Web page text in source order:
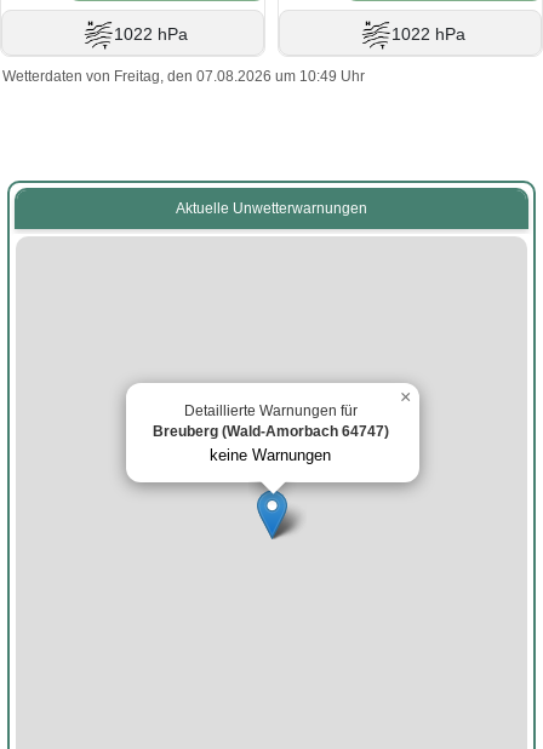
1022 hPa 1022 hPa
Wetterdaten von Freitag, den 07.08.2026 um 10:49 Uhr
Aktuelle Unwetterwarnungen
Detaillierte Warnungen für
Breuberg (Wald-Amorbach 64747)
keine Warnungen
×